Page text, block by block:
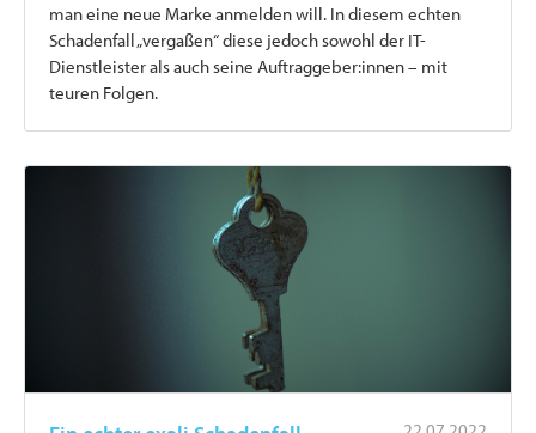
man eine neue Marke anmelden will. In diesem echten
Schadenfall „vergaßen“ diese jedoch sowohl der IT-
Dienstleister als auch seine Auftraggeber:innen – mit
teuren Folgen.